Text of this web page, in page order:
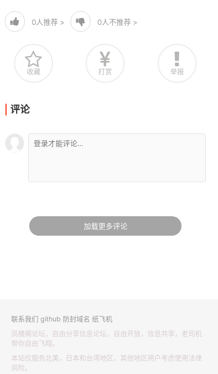
0人推荐 > 0人不推荐 >
收藏 打赏 举报
评论
加载更多评论
联系我们 github 防封域名 纸飞机
凤楼阁论坛，自由分享信息论坛，自由开放，信息共享，老司机
带你自由飞翔。
本站仅服务北美，日本和台湾地区，其他地区用户考虑使用法律
风险。